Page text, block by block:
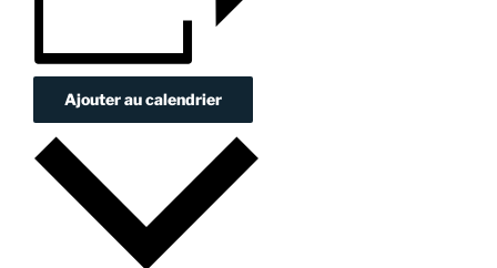
Ajouter au calendrier